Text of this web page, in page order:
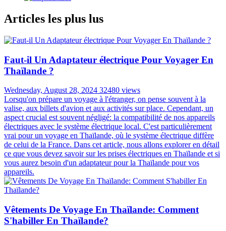
Articles les plus lus
Faut-il Un Adaptateur électrique Pour Voyager En
Thaïlande ?
Wednesday, August 28, 2024 32480 views
Lorsqu'on prépare un voyage à l'étranger, on pense souvent à la
valise, aux billets d'avion et aux activités sur place. Cependant, un
aspect crucial est souvent négligé: la compatibilité de nos appareils
électriques avec le système électrique local. C'est particulièrement
vrai pour un voyage en Thaïlande, où le système électrique diffère
de celui de la France. Dans cet article, nous allons explorer en détail
ce que vous devez savoir sur les prises électriques en Thaïlande et si
vous aurez besoin d'un adaptateur pour la Thaïlande pour vos
appareils.
Vêtements De Voyage En Thaïlande: Comment
S'habiller En Thaïlande?